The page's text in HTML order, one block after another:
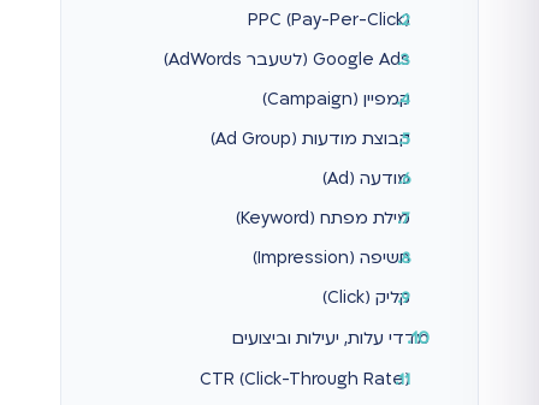
PPC (Pay-Per-Click)
Google Ads (לשעבר AdWords)
קמפיין (Campaign)
קבוצת מודעות (Ad Group)
מודעה (Ad)
מילת מפתח (Keyword)
חשיפה (Impression)
קליק (Click)
מדדי עלות, יעילות וביצועים
CTR (Click-Through Rate)